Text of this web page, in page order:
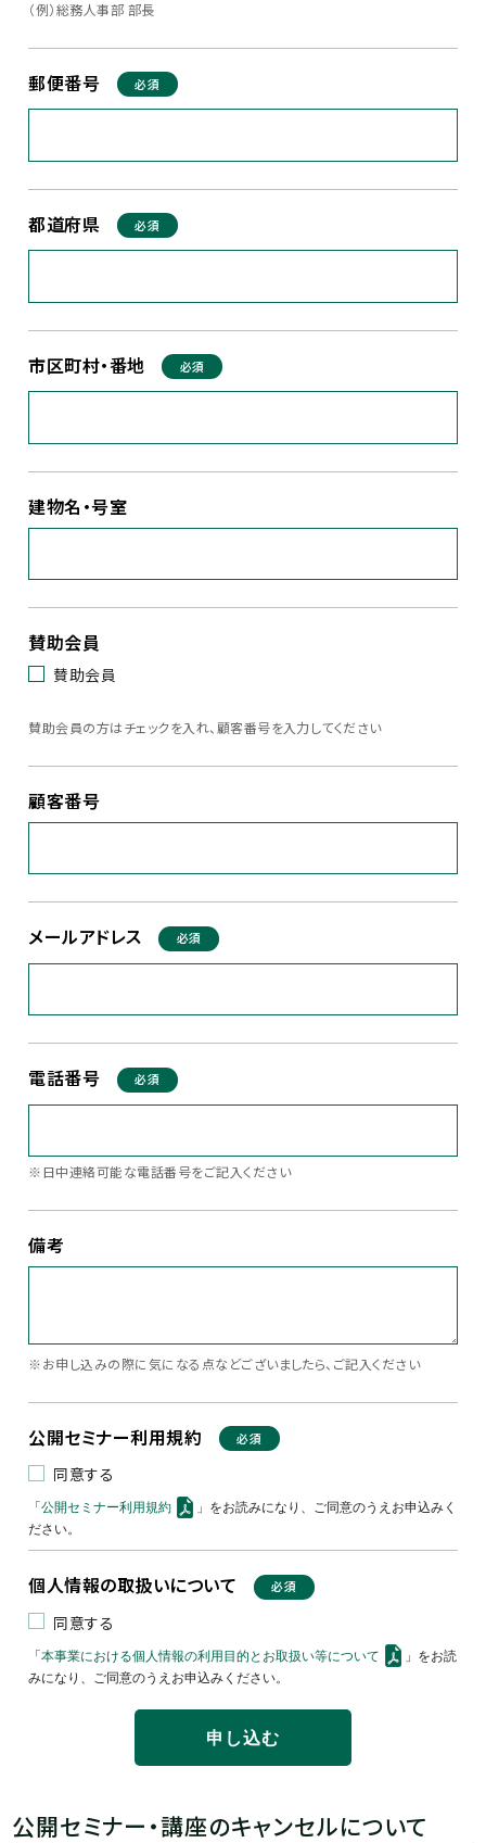
（例）総務人事部 部長
郵便番号 必須
都道府県 必須
市区町村・番地 必須
建物名・号室
賛助会員
賛助会員
賛助会員の方はチェックを入れ、顧客番号を入力してください
顧客番号
メールアドレス 必須
電話番号 必須
※日中連絡可能な電話番号をご記入ください
備考
※お申し込みの際に気になる点などございましたら、ご記入ください
公開セミナー利用規約 必須
同意する
「公開セミナー利用規約
」をお読みになり、ご同意のうえお申込みく
ださい。
個人情報の取扱いについて 必須
同意する
「本事業における個人情報の利用目的とお取扱い等について
」をお読
みになり、ご同意のうえお申込みください。
公開セミナー・講座のキャンセルについて